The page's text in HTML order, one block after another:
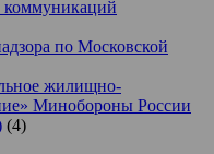
по Московской
жилищно-
Минобороны России
(4)